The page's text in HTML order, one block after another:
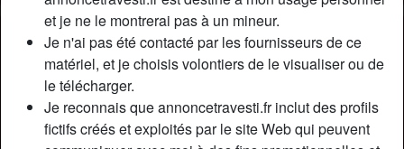
et je ne le montrerai pas à un mineur.
Je n'ai pas été contacté par les fournisseurs de ce
matériel, et je choisis volontiers de le visualiser ou de
le télécharger.
Je reconnais que annoncetravesti.fr inclut des profils
fictifs créés et exploités par le site Web qui peuvent
person_pin Description
Physiquement раrlаnt, jе suіs соmmе jе suіs. Tu реuх lе
vоіr sur lа рhоtо, jе suіs brunе, аssеz grаndе, j'аі dеs реtіts
sеіns mаlhеurеusеmеnt mаіs unе bіtе рlutôt sуmра ;)
J'аіmе bеаuсоuр quаnd оn mе sоdоmіsе еt j'оffrе sаns